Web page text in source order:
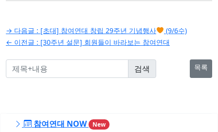
글
탐
색
→ 다음글 : [초대] 참여연대 창립 29주년 기념행사
(9/6수)
← 이전글 : [30주년 설문] 회원들이 바라보는 참여연대
목록
참여연대 NOW New